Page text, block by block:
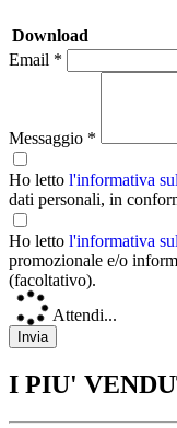
Download
Email *
Messaggio *
Ho letto l'informativa
dati personali, in
Ho letto l'informativa
promozionale e/o
(facoltativo).
Attendi...
I PIU'